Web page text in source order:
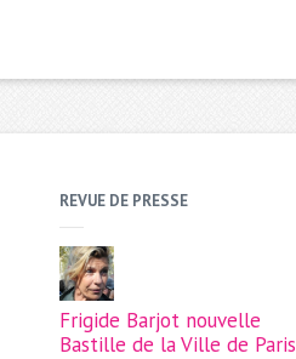
REVUE DE PRESSE
Frigide Barjot nouvelle
Bastille de la Ville de Paris